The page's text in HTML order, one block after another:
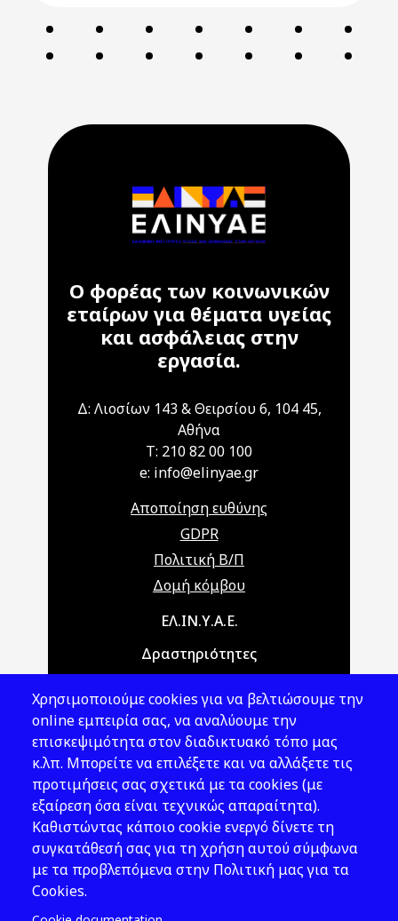
Ο φορέας των κοινωνικών
εταίρων για θέματα υγείας
και ασφάλειας στην
εργασία.
Δ: Λιοσίων 143 & Θειρσίου 6, 104 45,
Αθήνα
T: 210 82 00 100
e: info@elinyae.gr
Αποποίηση ευθύνης
GDPR
Πολιτική Β/Π
Δομή κόμβου
Main navigationΕΛ.ΙΝ.Υ.Α.Ε.
Δραστηριότητες
Νομοθεσία
Εκδόσεις
Νέα - Εκδηλώσεις
Ακολουθήστε μας
Χρησιμοποιούμε cookies για να βελτιώσουμε την
online εμπειρία σας, να αναλύουμε την
επισκεψιμότητα στον διαδικτυακό τόπο μας
κ.λπ. Μπορείτε να επιλέξετε και να αλλάξετε τις
προτιμήσεις σας σχετικά με τα cookies (με
εξαίρεση όσα είναι τεχνικώς απαραίτητα).
Καθιστώντας κάποιο cookie ενεργό δίνετε τη
συγκατάθεσή σας για τη χρήση αυτού σύμφωνα
με τα προβλεπόμενα στην Πολιτική μας για τα
Cookies.